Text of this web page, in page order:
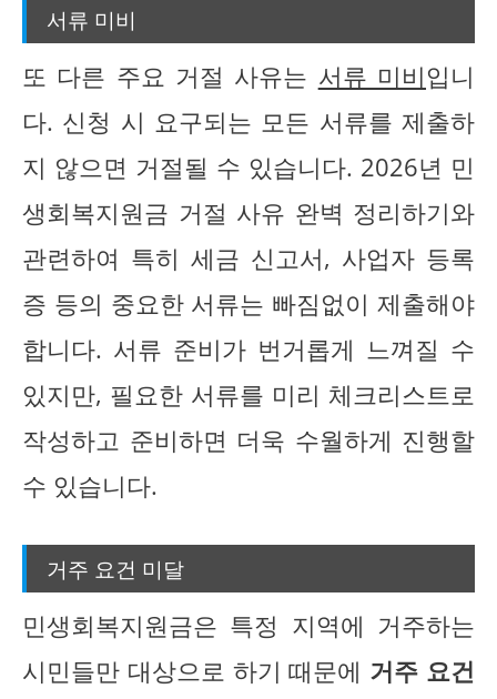
서류 미비
또 다른 주요 거절 사유는 서류 미비입니
다. 신청 시 요구되는 모든 서류를 제출하
지 않으면 거절될 수 있습니다. 2026년 민
생회복지원금 거절 사유 완벽 정리하기와
관련하여 특히 세금 신고서, 사업자 등록
증 등의 중요한 서류는 빠짐없이 제출해야
합니다. 서류 준비가 번거롭게 느껴질 수
있지만, 필요한 서류를 미리 체크리스트로
작성하고 준비하면 더욱 수월하게 진행할
수 있습니다.
거주 요건 미달
민생회복지원금은 특정 지역에 거주하는
시민들만 대상으로 하기 때문에 거주 요건